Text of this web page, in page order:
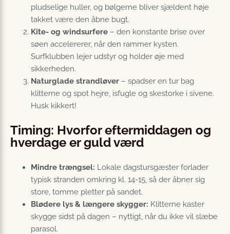
pludselige huller, og bølgerne bliver sjældent høje
takket være den åbne bugt.
Kite- og windsurfere – den konstante brise over
søen accelererer, når den rammer kysten.
Surfklubben lejer udstyr og holder øje med
sikkerheden.
Naturglade strandløver – spadser en tur bag
klitterne og spot hejre, isfugle og skestorke i sivene.
Husk kikkert!
Timing: Hvorfor eftermiddagen og
hverdage er guld værd
Mindre trængsel: Lokale dagstursgæster forlader
typisk stranden omkring kl. 14-15, så der åbner sig
store, tomme pletter på sandet.
Blødere lys & længere skygger: Klitterne kaster
skygge sidst på dagen – nyttigt, når du ikke vil slæbe
parasol.